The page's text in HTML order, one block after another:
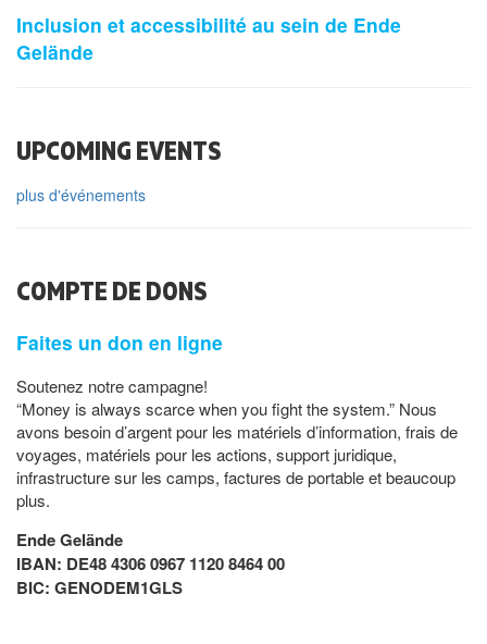
Inclusion et accessibilité au sein de Ende
Gelände
UPCOMING EVENTS
plus d'événements
COMPTE DE DONS
Faites un don en ligne
Soutenez notre campagne!
“Money is always scarce when you fight the system.” Nous
avons besoin d’argent pour les matériels d’information, frais de
voyages, matériels pour les actions, support juridique,
infrastructure sur les camps, factures de portable et beaucoup
plus.
Ende Gelände
IBAN: DE48 4306 0967 1120 8464 00
BIC: GENODEM1GLS